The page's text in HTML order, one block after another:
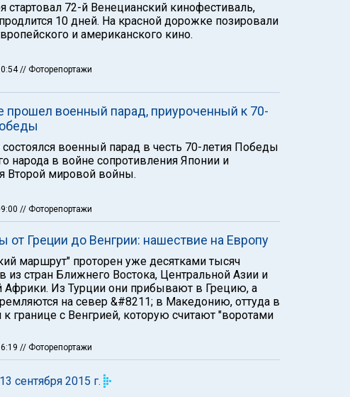
стартовал 72-й Венецианский кинофестиваль,
10 дней. На красной дорожке позировали
и американского кино.
// Фоторепортажи
прошел военный парад, приуроченный к 70-
военный парад в честь 70-летия Победы
народа в войне сопротивления Японии и
Второй мировой войны.
// Фоторепортажи
от Греции до Венгрии: нашествие на Европу
маршрут" проторен уже десятками тысяч
из стран Ближнего Востока, Центральной Азии и
Африки. Из Турции они прибывают в Грецию, а
на север &#8211; в Македонию, оттуда в
границе с Венгрией, которую считают "воротами
// Фоторепортажи
сентября 2015 г.